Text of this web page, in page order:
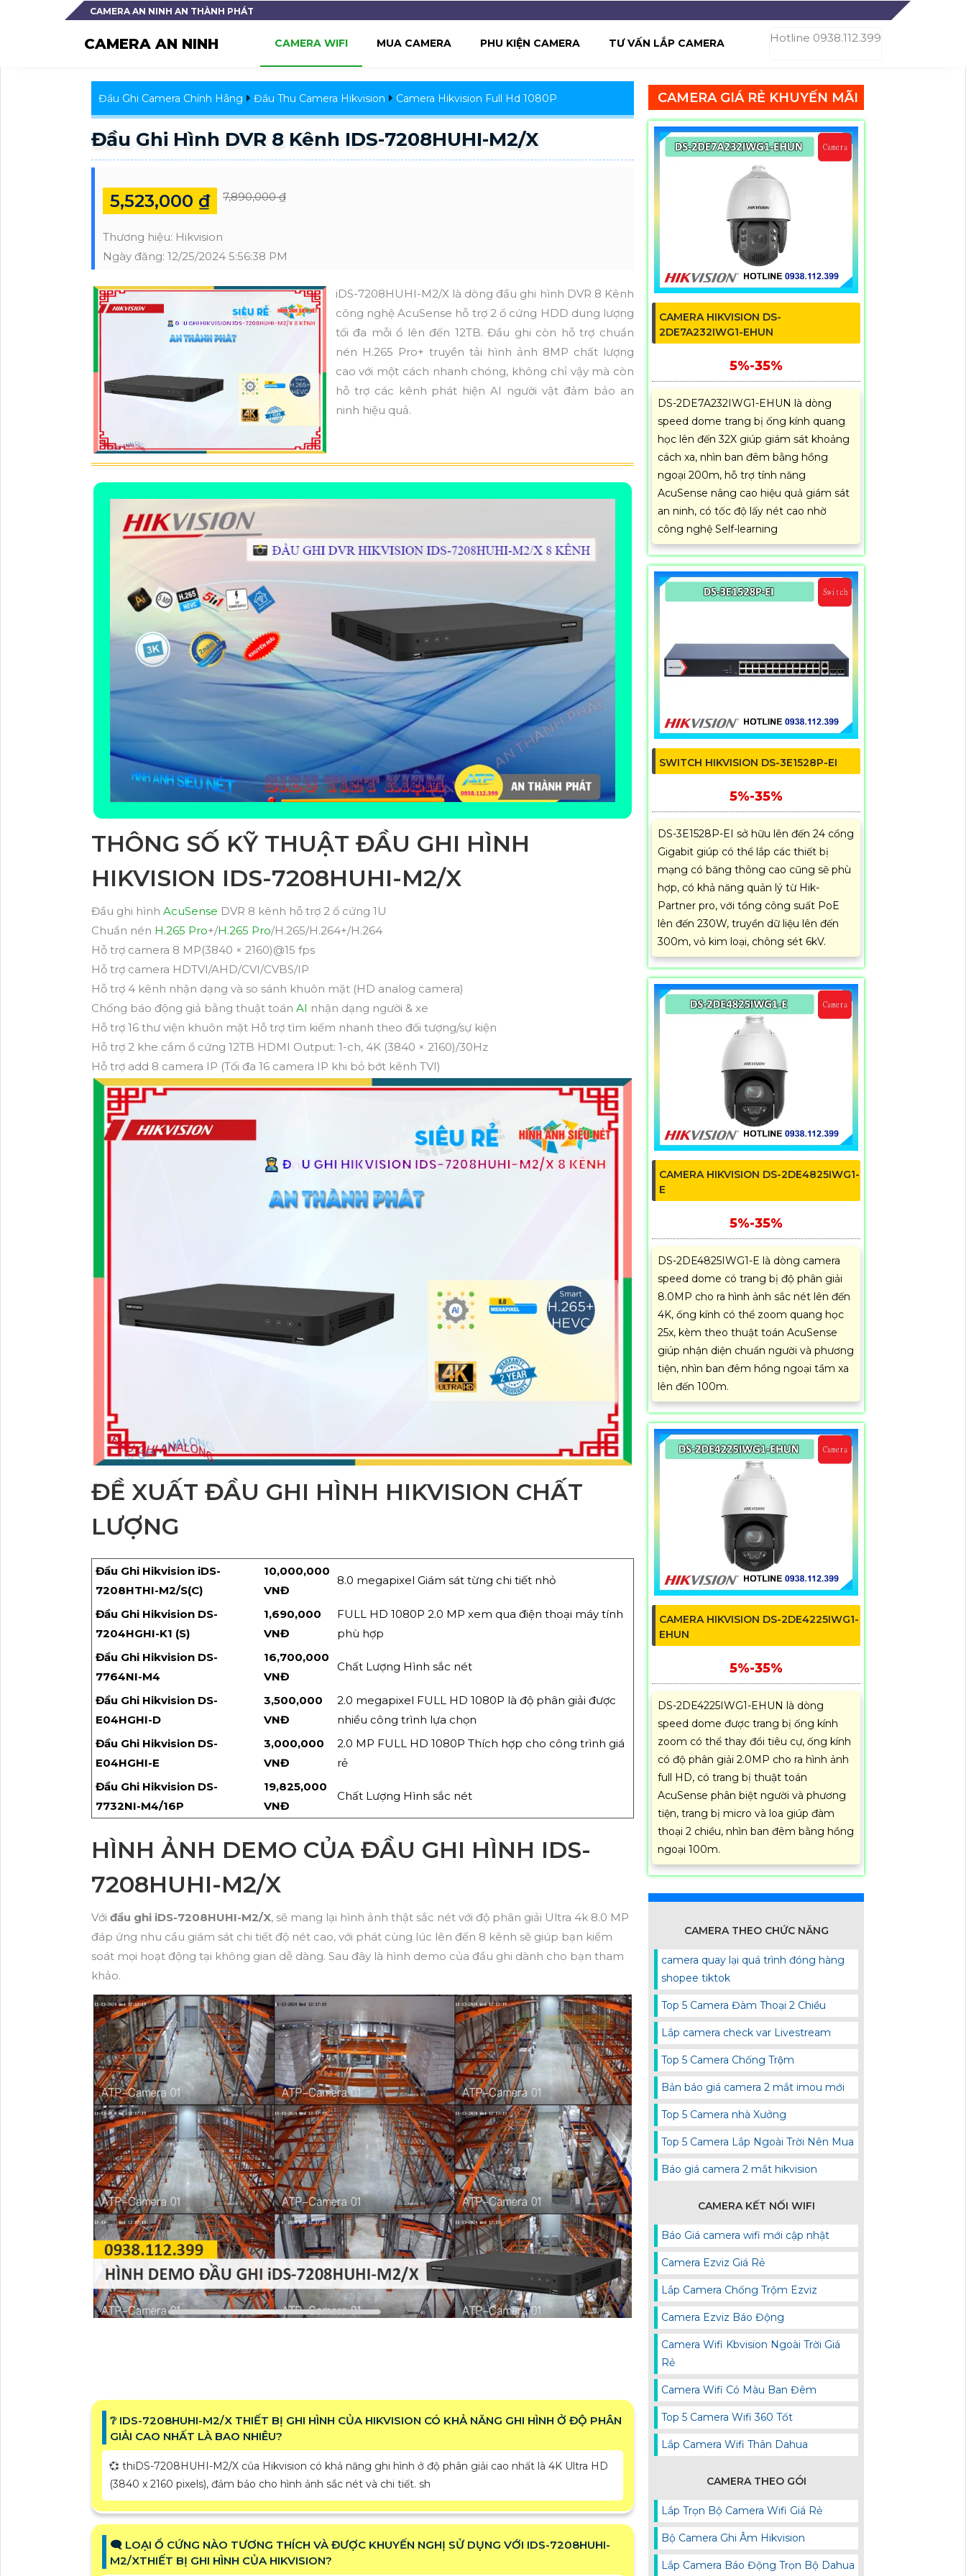
CAMERA AN NINH AN THÀNH PHÁT
CAMERA AN NINH Hotline 0938.112.399
CAMERA WIFI MUA CAMERA PHU KIỆN CAMERA TƯ VẤN LẮP CAMERA
Đầu Ghi Camera Chính Hãng Đầu Thu Camera Hikvision Camera Hikvision Full Hd 1080P
Đầu Ghi Hình DVR 8 Kênh IDS-7208HUHI-M2/X
5,523,000 ₫ 7,890,000 ₫
Thương hiệu: Hikvision
Ngày đăng: 12/25/2024 5:56:38 PM
iDS-7208HUHI-M2/X là dòng đầu ghi hình DVR 8 Kênh
công nghệ AcuSense hỗ trợ 2 ổ cứng HDD dung lượng
tối đa mỗi ổ lên đến 12TB. Đầu ghi còn hỗ trợ chuẩn
nén H.265 Pro+ truyền tải hình ảnh 8MP chất lượng
cao với một cách nhanh chóng, không chỉ vậy mà còn
hỗ trợ các kênh phát hiện AI người vật đảm bảo an
ninh hiệu quả.
THÔNG SỐ KỸ THUẬT ĐẦU GHI HÌNH
HIKVISION IDS-7208HUHI-M2/X
Đầu ghi hình AcuSense DVR 8 kênh hỗ trợ 2 ổ cứng 1U
Chuẩn nén H.265 Pro+/H.265 Pro/H.265/H.264+/H.264
Hỗ trợ camera 8 MP(3840 × 2160)@15 fps
Hỗ trợ camera HDTVI/AHD/CVI/CVBS/IP
Hỗ trợ 4 kênh nhận dạng và so sánh khuôn mặt (HD analog camera)
Chống báo động giả bằng thuật toán AI nhận dạng người & xe
Hỗ trợ 16 thư viện khuôn mặt Hỗ trợ tìm kiếm nhanh theo đối tượng/sự kiện
Hỗ trợ 2 khe cắm ổ cứng 12TB HDMI Output: 1-ch, 4K (3840 × 2160)/30Hz
Hỗ trợ add 8 camera IP (Tối đa 16 camera IP khi bỏ bớt kênh TVI)
ĐỀ XUẤT ĐẦU GHI HÌNH HIKVISION CHẤT
LƯỢNG
Đầu Ghi Hikvision iDS-
7208HTHI-M2/S(C)
10,000,000
VNĐ
8.0 megapixel Giám sát từng chi tiết nhỏ
Đầu Ghi Hikvision DS-
7204HGHI-K1 (S)
1,690,000
VNĐ
FULL HD 1080P 2.0 MP xem qua điện thoại máy tính
phù hợp
Đầu Ghi Hikvision DS-
7764NI-M4
16,700,000
VNĐ
Chất Lượng Hình sắc nét
Đầu Ghi Hikvision DS-
E04HGHI-D
3,500,000
VNĐ
2.0 megapixel FULL HD 1080P là độ phân giải được
nhiều công trình lựa chọn
Đầu Ghi Hikvision DS-
E04HGHI-E
3,000,000
VNĐ
2.0 MP FULL HD 1080P Thích hợp cho công trình giá
rẻ
Đầu Ghi Hikvision DS-
7732NI-M4/16P
19,825,000
VNĐ
Chất Lượng Hình sắc nét
HÌNH ẢNH DEMO CỦA ĐẦU GHI HÌNH IDS-
7208HUHI-M2/X
Với đầu ghi iDS-7208HUHI-M2/X, sẽ mang lại hình ảnh thật sắc nét với độ phân giải Ultra 4k 8.0 MP
đáp ứng nhu cầu giám sát chi tiết độ nét cao, với phát cùng lúc lên đến 8 kênh sẽ giúp bạn kiểm
soát mọi hoạt động tại không gian dễ dàng. Sau đây là hình demo của đầu ghi dành cho bạn tham
khảo.
❔ IDS-7208HUHI-M2/X THIẾT BỊ GHI HÌNH CỦA HIKVISION CÓ KHẢ NĂNG GHI HÌNH Ở ĐỘ PHÂN
GIẢI CAO NHẤT LÀ BAO NHIÊU?
💞 thiDS-7208HUHI-M2/X của Hikvision có khả năng ghi hình ở độ phân giải cao nhất là 4K Ultra HD
(3840 x 2160 pixels), đảm bảo cho hình ảnh sắc nét và chi tiết. sh
🗨️ LOẠI Ổ CỨNG NÀO TƯƠNG THÍCH VÀ ĐƯỢC KHUYẾN NGHỊ SỬ DỤNG VỚI IDS-7208HUHI-
M2/XTHIẾT BỊ GHI HÌNH CỦA HIKVISION?
CAMERA GIÁ RẺ KHUYẾN MÃI
CAMERA HIKVISION DS-
2DE7A232IWG1-EHUN
5%-35%
DS-2DE7A232IWG1-EHUN là dòng
speed dome trang bị ống kính quang
học lên đến 32X giúp giám sát khoảng
cách xa, nhìn ban đêm bằng hồng
ngoại 200m, hỗ trợ tính năng
AcuSense nâng cao hiệu quả giám sát
an ninh, có tốc độ lấy nét cao nhờ
công nghệ Self-learning
SWITCH HIKVISION DS-3E1528P-EI
5%-35%
DS-3E1528P-EI sở hữu lên đến 24 cổng
Gigabit giúp có thể lắp các thiết bị
mạng có băng thông cao cũng sẽ phù
hợp, có khả năng quản lý từ Hik-
Partner pro, với tổng công suất PoE
lên đến 230W, truyền dữ liệu lên đến
300m, vỏ kim loại, chông sét 6kV.
CAMERA HIKVISION DS-2DE4825IWG1-
E
5%-35%
DS-2DE4825IWG1-E là dòng camera
speed dome có trang bị độ phân giải
8.0MP cho ra hình ảnh sắc nét lên đến
4K, ống kính có thể zoom quang học
25x, kèm theo thuật toán AcuSense
giúp nhận diện chuẩn người và phương
tiện, nhìn ban đêm hồng ngoại tầm xa
lên đến 100m.
CAMERA HIKVISION DS-2DE4225IWG1-
EHUN
5%-35%
DS-2DE4225IWG1-EHUN là dòng
speed dome được trang bị ống kính
zoom có thể thay đổi tiêu cự, ống kính
có độ phân giải 2.0MP cho ra hình ảnh
full HD, có trang bị thuật toán
AcuSense phân biệt người và phương
tiện, trang bị micro và loa giúp đàm
thoại 2 chiều, nhìn ban đêm bằng hồng
ngoại 100m.
CAMERA THEO CHỨC NĂNG
camera quay lại quá trình đóng hàng
shopee tiktok
Top 5 Camera Đàm Thoại 2 Chiều
Lắp camera check var Livestream
Top 5 Camera Chống Trộm
Bản báo giá camera 2 mắt imou mới
Top 5 Camera nhà Xưởng
Top 5 Camera Lắp Ngoài Trời Nên Mua
Báo giá camera 2 mắt hikvision
CAMERA KẾT NỐI WIFI
Báo Giá camera wifi mới cập nhật
Camera Ezviz Giá Rẻ
Lắp Camera Chống Trộm Ezviz
Camera Ezviz Báo Động
Camera Wifi Kbvision Ngoài Trời Giá
Rẻ
Camera Wifi Có Màu Ban Đêm
Top 5 Camera Wifi 360 Tốt
Lắp Camera Wifi Thân Dahua
CAMERA THEO GÓI
Lắp Trọn Bộ Camera Wifi Giá Rẻ
Bộ Camera Ghi Âm Hikvision
Lắp Camera Báo Động Trọn Bộ Dahua